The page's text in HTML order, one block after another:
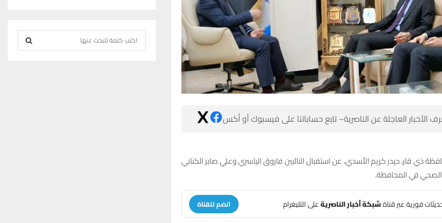
الأخبار العاجلة عن الناصرية– تابع حساباتنا على فيسبوك أو أكس
ذي قار، حيدر كريم الأسدي، عن استقبال النائبين فاروق الياسري وعلي صابر الكناني
في المحافظة.
فورية عبر قناةشبكة أخبار الناصريةعلى التليغرام انضم للقناة
e